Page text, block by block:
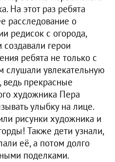
На этот раз ребята
расследование о
редисок с огорода,
герои
ребята не только с
слушали увлекательную
прекрасные
художника Пера
улыбку на лице.
рисунки художника и
Также дети узнали,
её, а потом долго
поделками.